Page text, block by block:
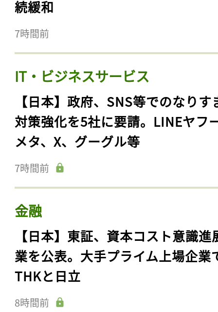
続緩和
7時間前
IT・ビジネスサービス
【日本】政府、SNS等でのなりす
対策強化を5社に要請。LINEヤフ
メタ、X、グーグル等
7時間前
金融
【日本】東証、資本コスト意識進
業を公表。大手プライム上場企業
THKと日立
8時間前